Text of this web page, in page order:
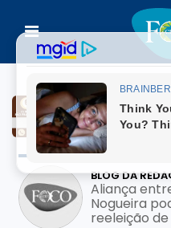
BLOG DA
Prefeito
candidato
configurar